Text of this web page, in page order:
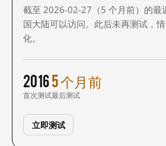
截至 2026-02-27（5 个月前）的最
国大陆可以访问。此后未再测试，
化。
2016
首次测试
5 个月前
最后测试
立即测试